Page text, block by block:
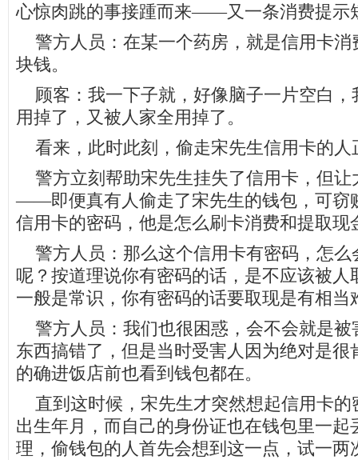
心惊肉跳的事接踵而来——又一条消费提示
警方人员：在某一个药房，就是信用卡消
块钱。
顾客：我一下子就，好像脑子一片空白，
用掉了，又被人家全用掉了。
看来，此时此刻，偷走宋先生信用卡的人
警方立刻帮助宋先生挂失了信用卡，但让
——即便真有人偷走了宋先生的钱包，可窃
信用卡的密码，他是怎么刷卡消费和提取现
警方人员：那么这个信用卡有密码，怎么
呢？按道理说你有密码的话，是不应该被人
一般是常识，你有密码的话要取现是有相当
警方人员：我们也很困惑，会不会就是被
东西搞错了，但是当时受害人因为绝对是很
的确进饭店前也看到钱包都在。
直到这时候，宋先生才突然想起信用卡的
出生年月，而自己的身份证也在钱包里一起
理，偷钱包的人首先会想到这一点，试一两